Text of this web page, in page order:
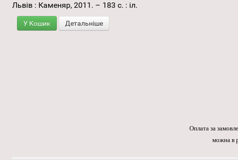
Львів : Каменяр, 2011. – 183 с. : іл.
У Кошик Детальніше
Оплата за
можна в